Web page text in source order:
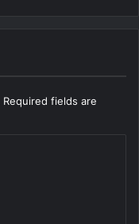
Required fields are